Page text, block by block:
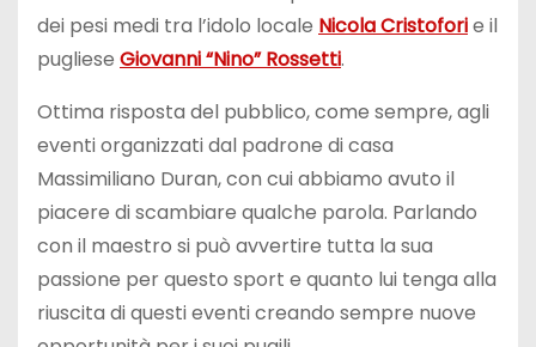
dei pesi medi tra l’idolo locale Nicola Cristoforie il
pugliese Giovanni “Nino” Rossetti.
Ottima risposta del pubblico, come sempre, agli
eventi organizzati dal padrone di casa
Massimiliano Duran, con cui abbiamo avuto il
piacere di scambiare qualche parola. Parlando
con il maestro si può avvertire tutta la sua
passione per questo sport e quanto lui tenga alla
riuscita di questi eventi creando sempre nuove